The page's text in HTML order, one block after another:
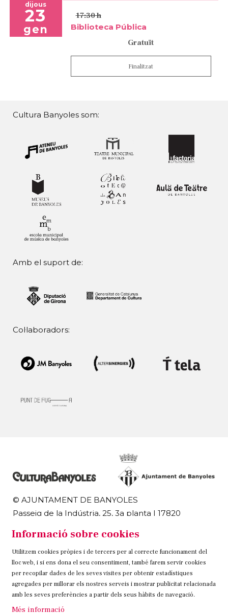
dijous
23
gen
17:30 h
Biblioteca Pública
Gratuït
Finalitzat
Cultura Banyoles som:
Amb el suport de:
Col·laboradors:
© AJUNTAMENT DE BANYOLES
Passeig de la Indústria, 25, 3a planta | 17820
972 58 18 48 | 972 57 00 50
Sitemap Avís Legal Ús de Cookies Contacteu
Link a instagram
Link a twitter
Link a facebook
Informació sobre cookies
Utilitzem cookies pròpies i de tercers per al correcte funcionament del
lloc web, i si ens dona el seu consentiment, també farem servir cookies
per recopilar dades de les seves visites per obtenir estadístiques
agregades per millorar els nostres serveis i mostrar publicitat relacionada
amb les seves preferències a partir dels seus hàbits de navegació.
Més informació